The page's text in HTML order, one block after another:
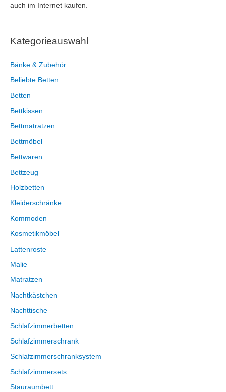
Kategorieauswahl
Bänke & Zubehör
Beliebte Betten
Betten
Bettkissen
Bettmatratzen
Bettmöbel
Bettwaren
Bettzeug
Holzbetten
Kleiderschränke
Kommoden
Kosmetikmöbel
Lattenroste
Malie
Matratzen
Nachtkästchen
Nachttische
Schlafzimmerbetten
Schlafzimmerschrank
Schlafzimmerschranksystem
Schlafzimmersets
Stauraumbett
auch im Internet kaufen.